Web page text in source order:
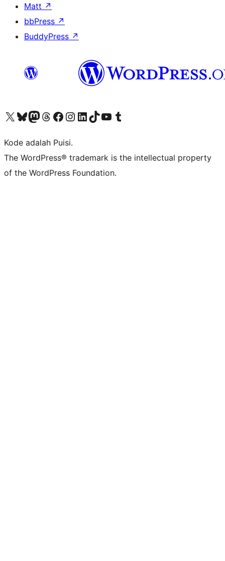
Matt ↗
bbPress ↗
BuddyPress ↗
Kunjungi akun X (sebelumnya Twitter) kamiVisit our Bluesky account
Kunjungi akun Mastodon kami
Visit our Threads account
Kunjungi halaman Facebook kamiKunjungi akun Instagram kamiKunjungi akun LinkedIn kami
Visit our TikTok account
Kunjungi channel YouTube kamiVisit our Tumblr account
Kode adalah Puisi.
The WordPress® trademark is the intellectual property
of the WordPress Foundation.